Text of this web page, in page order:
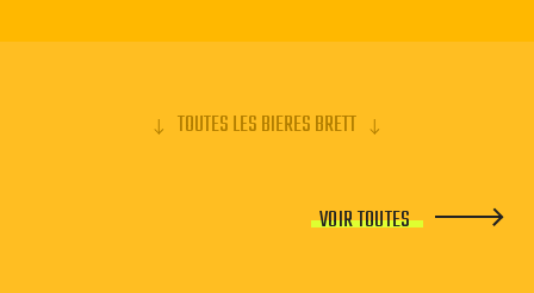
TOUTES LES BIERES BRETT
VOIR TOUTES